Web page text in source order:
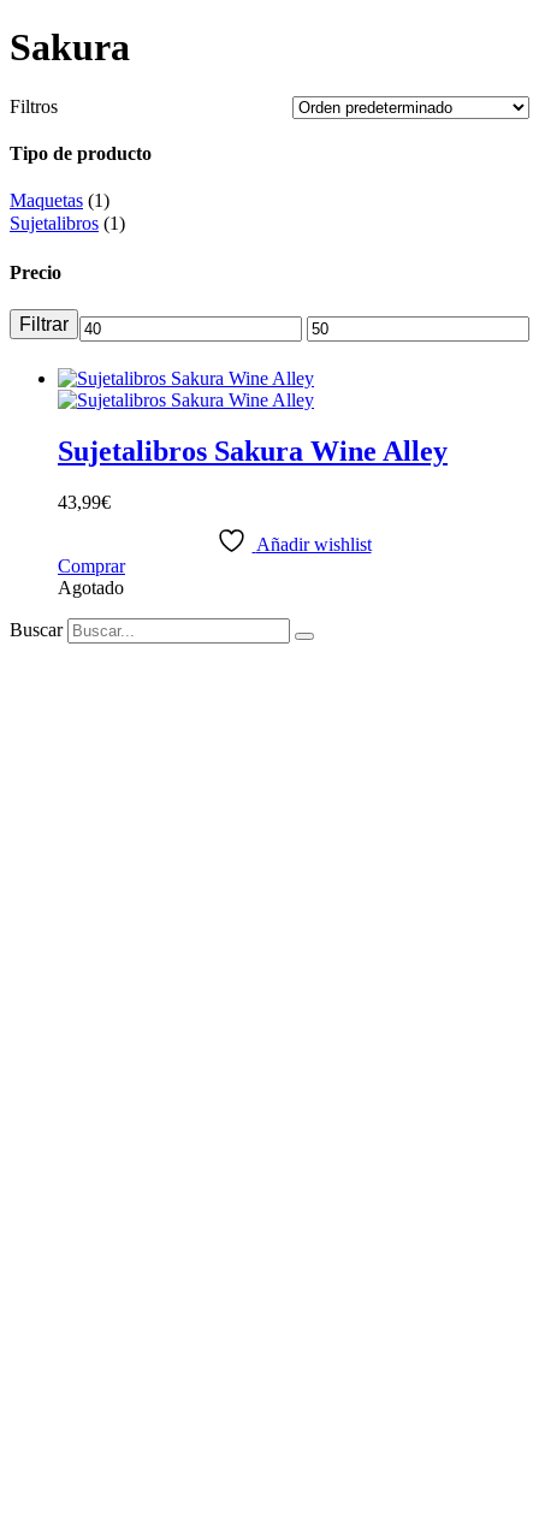
Sakura
Filtros
Tipo de producto
Maquetas (1)
Sujetalibros (1)
Precio
Precio Precio
Filtrar
Sujetalibros Sakura Wine Alley
43,99€
Añadir wishlist
Comprar
Agotado
Buscar